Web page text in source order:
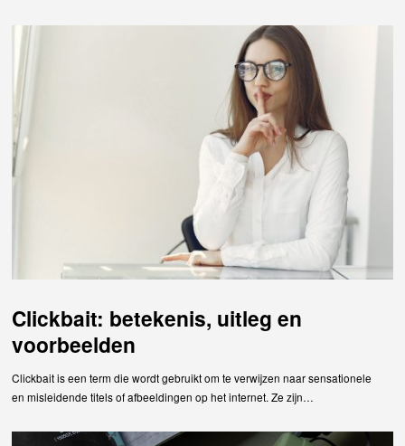
Clickbait: betekenis, uitleg en
voorbeelden
Clickbait is een term die wordt gebruikt om te verwijzen naar sensationele
en misleidende titels of afbeeldingen op het internet. Ze zijn…